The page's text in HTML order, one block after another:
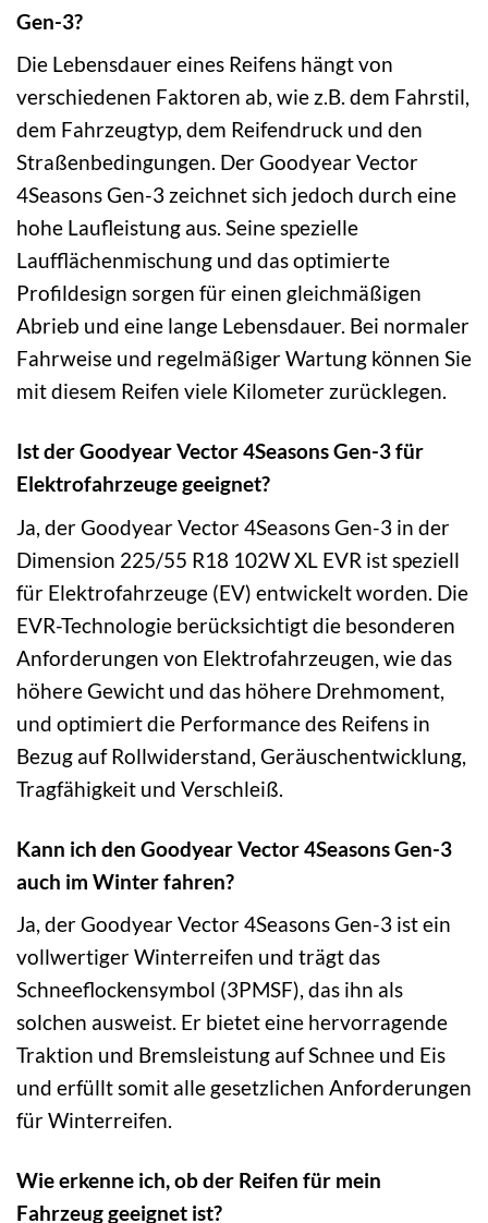
Gen-3?
Die Lebensdauer eines Reifens hängt von
verschiedenen Faktoren ab, wie z.B. dem Fahrstil,
dem Fahrzeugtyp, dem Reifendruck und den
Straßenbedingungen. Der Goodyear Vector
4Seasons Gen-3 zeichnet sich jedoch durch eine
hohe Laufleistung aus. Seine spezielle
Laufflächenmischung und das optimierte
Profildesign sorgen für einen gleichmäßigen
Abrieb und eine lange Lebensdauer. Bei normaler
Fahrweise und regelmäßiger Wartung können Sie
mit diesem Reifen viele Kilometer zurücklegen.
Ist der Goodyear Vector 4Seasons Gen-3 für
Elektrofahrzeuge geeignet?
Ja, der Goodyear Vector 4Seasons Gen-3 in der
Dimension 225/55 R18 102W XL EVR ist speziell
für Elektrofahrzeuge (EV) entwickelt worden. Die
EVR-Technologie berücksichtigt die besonderen
Anforderungen von Elektrofahrzeugen, wie das
höhere Gewicht und das höhere Drehmoment,
und optimiert die Performance des Reifens in
Bezug auf Rollwiderstand, Geräuschentwicklung,
Tragfähigkeit und Verschleiß.
Kann ich den Goodyear Vector 4Seasons Gen-3
auch im Winter fahren?
Ja, der Goodyear Vector 4Seasons Gen-3 ist ein
vollwertiger Winterreifen und trägt das
Schneeflockensymbol (3PMSF), das ihn als
solchen ausweist. Er bietet eine hervorragende
Traktion und Bremsleistung auf Schnee und Eis
und erfüllt somit alle gesetzlichen Anforderungen
für Winterreifen.
Wie erkenne ich, ob der Reifen für mein
Fahrzeug geeignet ist?